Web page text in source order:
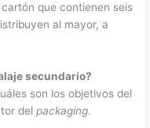
que contienen seis
al mayor, a
secundario?
son los objetivos del
delpackaging.